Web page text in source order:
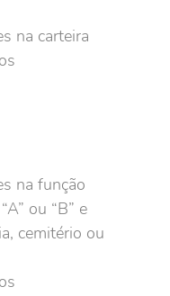
na carteira
na função
ou “B” e
cemitério ou